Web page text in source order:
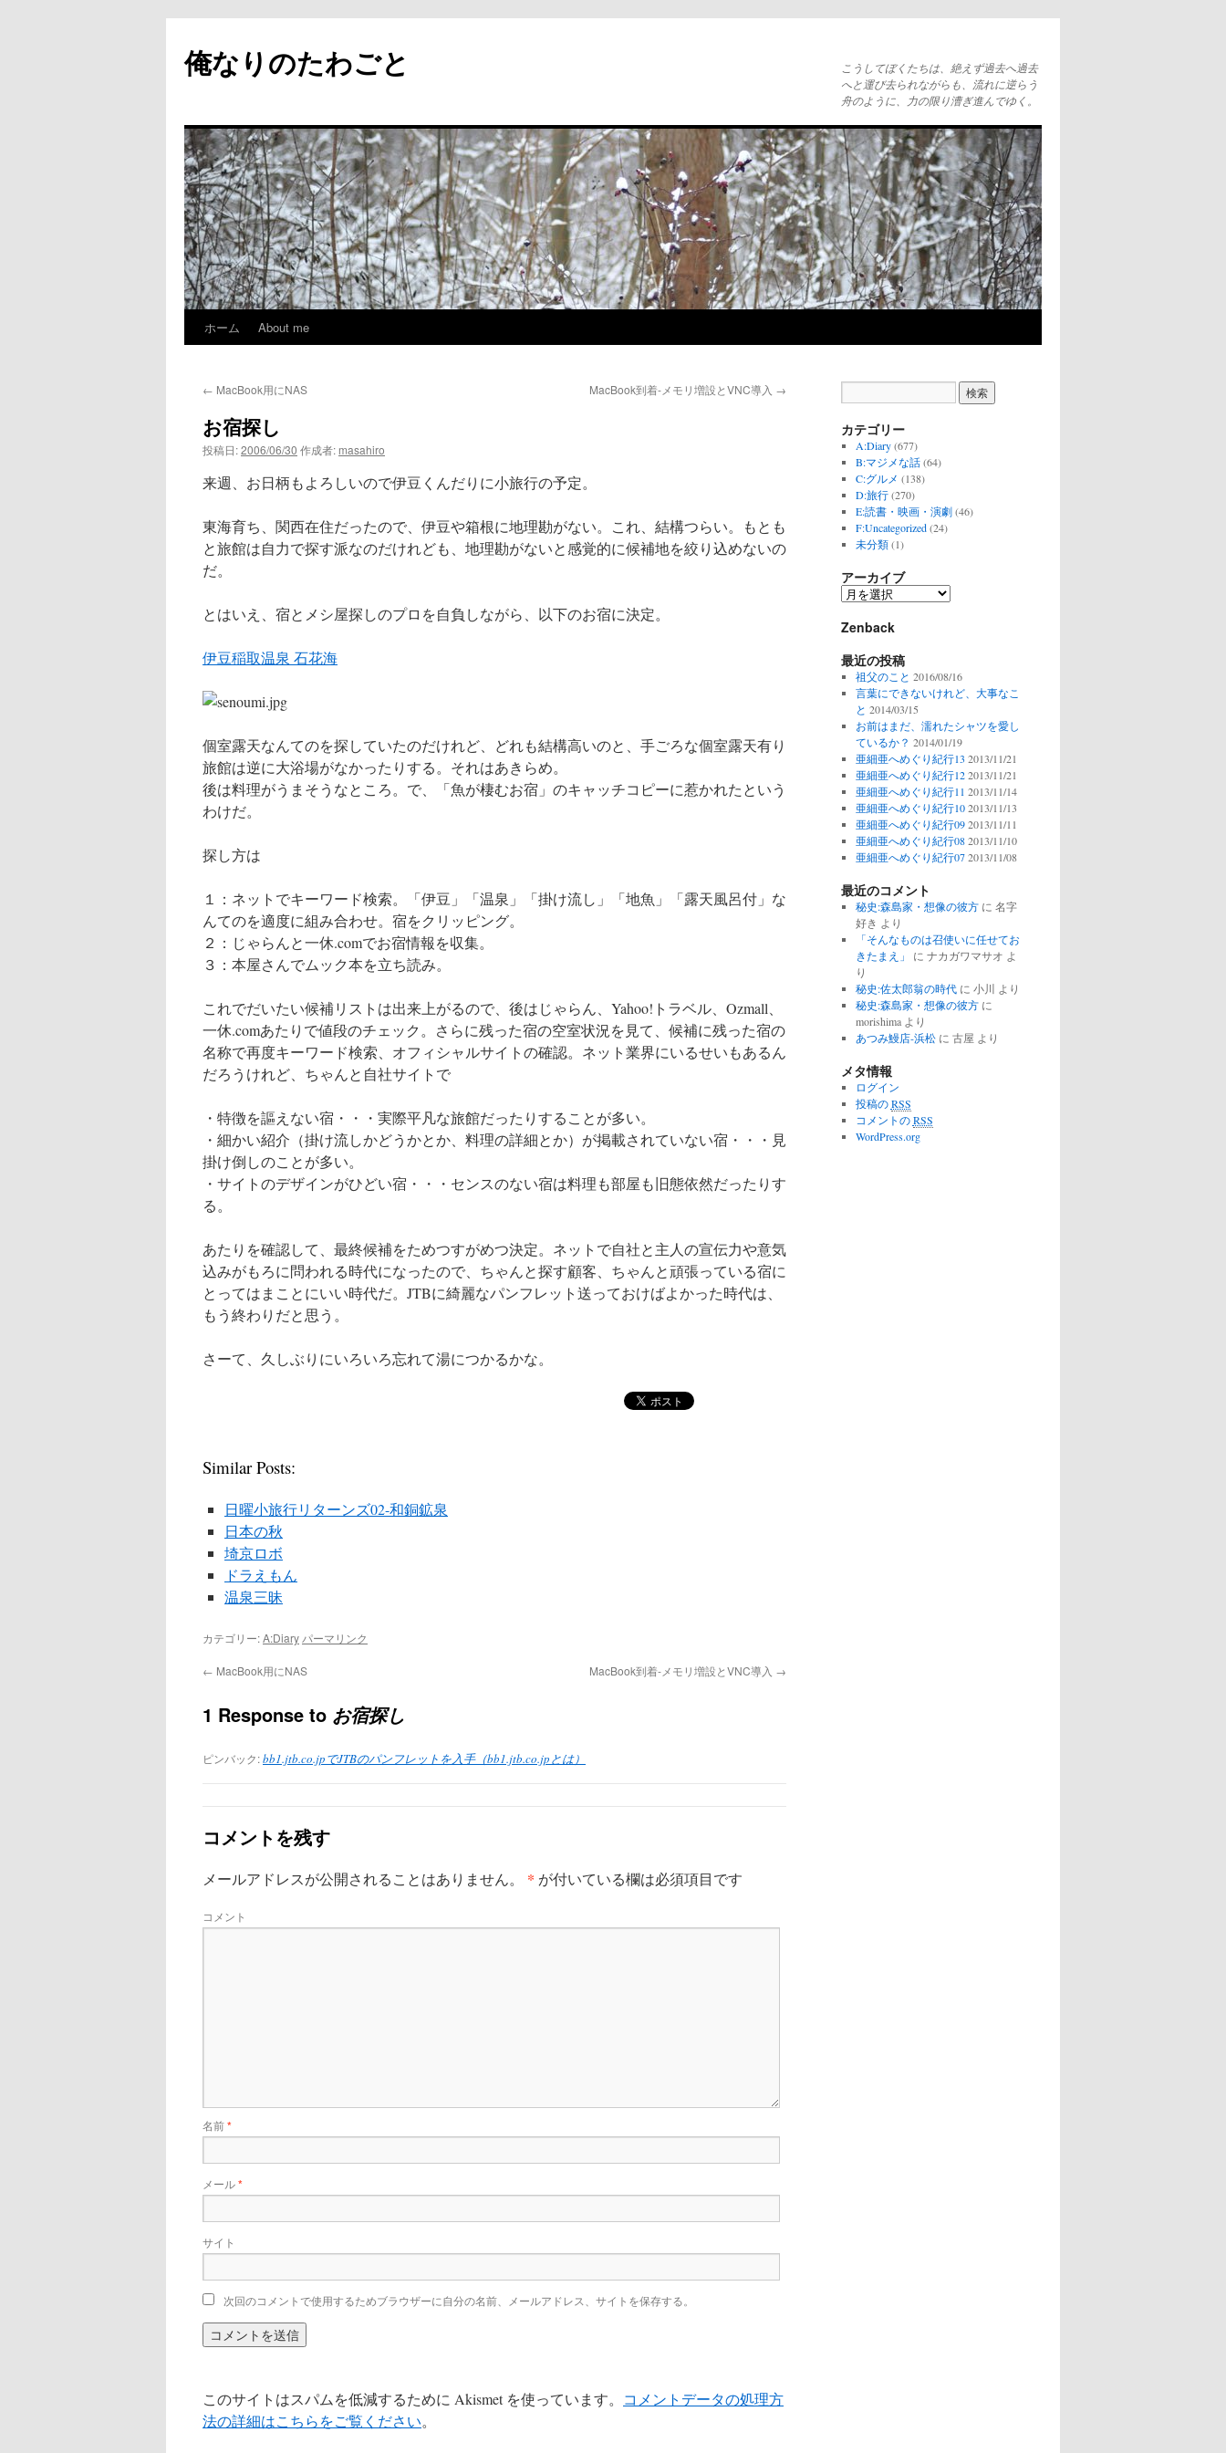
俺なりのたわごと
こうしてぼくたちは、絶えず過去へ過去
へと運び去られながらも、流れに逆らう
舟のように、力の限り漕ぎ進んでゆく。
テ
ン
ス
キ
ホーム About me
← MacBook用にNAS MacBook到着-メモリ増設とVNC導入 →
お宿探し
投稿日:2006/06/30 作成者: masahiro
来週、お日柄もよろしいので伊豆くんだりに小旅行の予定。
東海育ち、関西在住だったので、伊豆や箱根に地理勘がない。これ、結構つらい。もとも
と旅館は自力で探す派なのだけれども、地理勘がないと感覚的に候補地を絞り込めないの
だ。
とはいえ、宿とメシ屋探しのプロを自負しながら、以下のお宿に決定。
伊豆稲取温泉 石花海
個室露天なんてのを探していたのだけれど、どれも結構高いのと、手ごろな個室露天有り
旅館は逆に大浴場がなかったりする。それはあきらめ。
後は料理がうまそうなところ。で、「魚が棲むお宿」のキャッチコピーに惹かれたという
わけだ。
探し方は
１：ネットでキーワード検索。「伊豆」「温泉」「掛け流し」「地魚」「露天風呂付」な
んてのを適度に組み合わせ。宿をクリッピング。
２：じゃらんと一休.comでお宿情報を収集。
３：本屋さんでムック本を立ち読み。
これでだいたい候補リストは出来上がるので、後はじゃらん、Yahoo!トラベル、Ozmall、
一休.comあたりで値段のチェック。さらに残った宿の空室状況を見て、候補に残った宿の
名称で再度キーワード検索、オフィシャルサイトの確認。ネット業界にいるせいもあるん
だろうけれど、ちゃんと自社サイトで
・特徴を謳えない宿・・・実際平凡な旅館だったりすることが多い。
・細かい紹介（掛け流しかどうかとか、料理の詳細とか）が掲載されていない宿・・・見
掛け倒しのことが多い。
・サイトのデザインがひどい宿・・・センスのない宿は料理も部屋も旧態依然だったりす
る。
あたりを確認して、最終候補をためつすがめつ決定。ネットで自社と主人の宣伝力や意気
込みがもろに問われる時代になったので、ちゃんと探す顧客、ちゃんと頑張っている宿に
とってはまことにいい時代だ。JTBに綺麗なパンフレット送っておけばよかった時代は、
もう終わりだと思う。
さーて、久しぶりにいろいろ忘れて湯につかるかな。
Similar Posts:
日曜小旅行リターンズ02-和銅鉱泉
日本の秋
埼京ロボ
ドラえもん
温泉三昧
カテゴリー:A:Diary パーマリンク
← MacBook用にNAS MacBook到着-メモリ増設とVNC導入 →
1 Response to お宿探し
ピンバック:bb1.jtb.co.jpでJTBのパンフレットを入手（bb1.jtb.co.jpとは）
コメントを残す
メールアドレスが公開されることはありません。 * が付いている欄は必須項目です
コメント
名前*
メール*
サイト
次回のコメントで使用するためブラウザーに自分の名前、メールアドレス、サイトを保存する。
このサイトはスパムを低減するために Akismet を使っています。 コメントデータの処理方
法の詳細はこちらをご覧ください。
カテゴリー
A:Diary(677)
B:マジメな話(64)
C:グルメ (138)
D:旅行(270)
E:読書・映画・演劇(46)
F:Uncategorized(24)
未分類(1)
アーカイブ
ア
カ
ブ
Zenback
最近の投稿
祖父のこと 2016/08/16
言葉にできないけれど、大事なこ
と 2014/03/15
お前はまだ、濡れたシャツを愛し
ているか？ 2014/01/19
亜細亜へめぐり紀行13 2013/11/21
亜細亜へめぐり紀行12 2013/11/21
亜細亜へめぐり紀行11 2013/11/14
亜細亜へめぐり紀行10 2013/11/13
亜細亜へめぐり紀行09 2013/11/11
亜細亜へめぐり紀行08 2013/11/10
亜細亜へめぐり紀行07 2013/11/08
最近のコメント
秘史:森島家・想像の彼方に 名字
好き より
「そんなものは召使いに任せてお
きたまえ」
に ナカガワマサオ よ
り
秘史:佐太郎翁の時代に 小川 より
秘史:森島家・想像の彼方に
morishimaより
あつみ鰻店-浜松に 古屋 より
メタ情報
ログイン
投稿のRSS
コメントのRSS
WordPress.org